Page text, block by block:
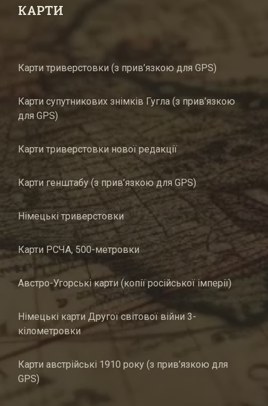
КАРТИ
Карти триверстовки (з прив’язкою для GPS)
Карти супутникових знімків Гугла (з прив’язкою
для GPS)
Карти триверстовки нової редакції
Карти генштабу (з прив’язкою для GPS)
Німецькі триверстовки
Карти РСЧА, 500-метровки
Австро-Угорські карти (копії російської імперії)
Німецькі карти Другої світової війни 3-
кілометровки
Карти австрійські 1910 року (з прив’язкою для
GPS)